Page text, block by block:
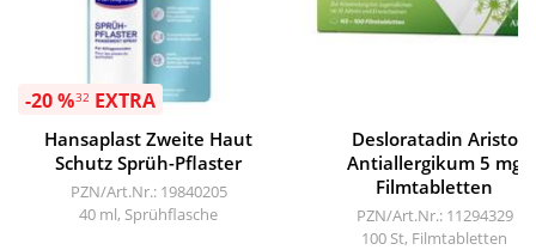
-20 %32EXTRA
Hansaplast Zweite Haut
Schutz Sprüh-Pflaster
PZN/Art.Nr.: 19840205
40 ml, Sprühflasche
Desloratadin Aristo
Antiallergikum 5 mg
Filmtabletten
PZN/Art.Nr.: 11294329
100 St, Filmtabletten